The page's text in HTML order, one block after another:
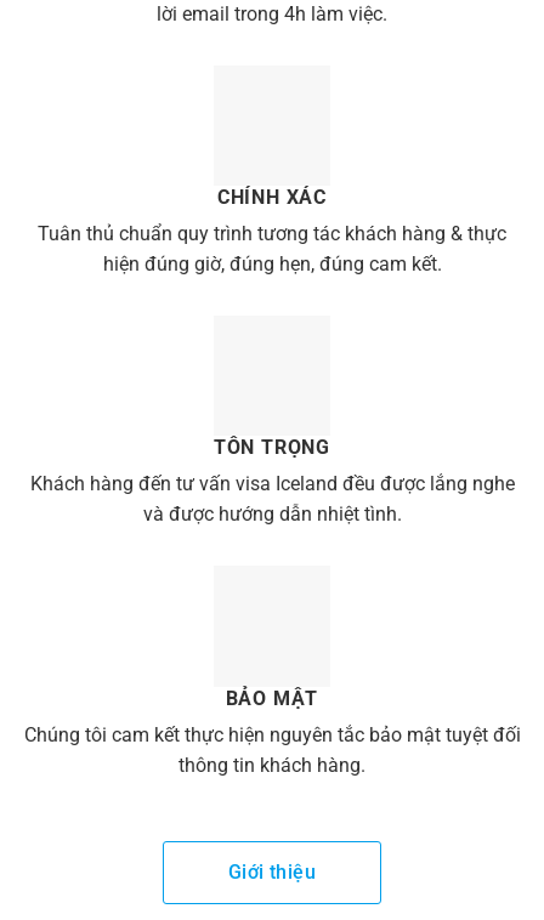
lời email trong 4h làm việc.
CHÍNH XÁC
Tuân thủ chuẩn quy trình tương tác khách hàng & thực
hiện đúng giờ, đúng hẹn, đúng cam kết.
TÔN TRỌNG
Khách hàng đến tư vấn visa Iceland đều được lắng nghe
và được hướng dẫn nhiệt tình.
BẢO MẬT
Chúng tôi cam kết thực hiện nguyên tắc bảo mật tuyệt đối
thông tin khách hàng.
Giới thiệu